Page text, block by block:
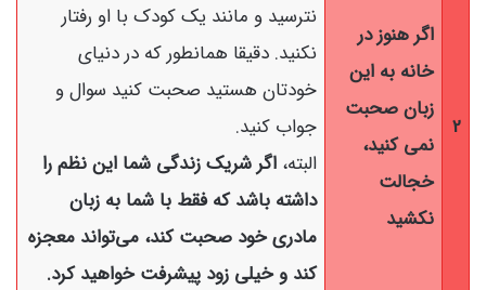
2
اگر هنوز در
خانه به این
زبان صحبت
نمی کنید،
خجالت
نکشید
نترسید و مانند یک کودک با او رفتار
نکنید. دقیقا همانطور که در دنیای
خودتان هستید صحبت کنید سوال و
جواب کنید.
البته، اگر شریک زندگی شما این نظم را
داشته باشد که فقط با شما به زبان
مادری خود صحبت کند، می‌تواند معجزه
کند و خیلی زود پیشرفت خواهید کرد.